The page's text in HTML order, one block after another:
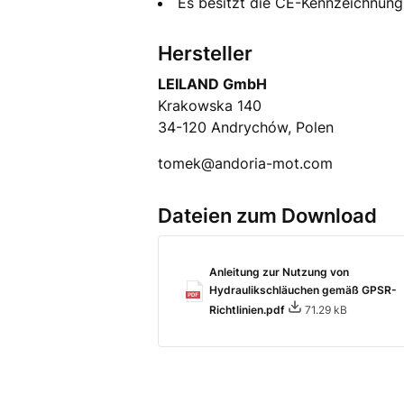
Hersteller
LEILAND GmbH
Krakowska 140
34-120 Andrychów, Polen
tomek@andoria-mot.com
Dateien zum Download
Anleitung zur Nutzung von
Hydraulikschläuchen gemäß GPSR-
Richtlinien.pdf
71.29 kB